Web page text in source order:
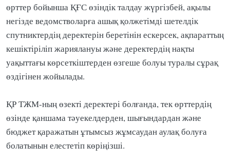
өрттер бойынша ҚҒС өзіндік талдау жүргізбей, ақылы
негізде ведомстволарға ашық қолжетімді шетелдік
спутниктердің деректерін беретінін ескерсек, ақпараттың
кешіктіріліп жариялануы және деректердің нақты
уақыттағы көрсеткіштерден өзгеше болуы туралы сұрақ
өздігінен жойылады.
ҚР ТЖМ-ның өзекті деректері болғанда, тек өрттердің
өзінде қаншама тәуекелдерден, шығындардан және
бюджет қаражатын ұтымсыз жұмсаудан аулақ болуға
болатынын елестетіп көріңізші.